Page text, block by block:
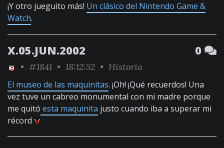
¡Y otro jueguito más! Un clásico del Nintendo Game &
Watch.
X.05.JUN.2002 0
• #1841 • 18:12:52 • Historia
El museo de las maquinitas. ¡Oh! ¡Qué recuerdos! Una
vez tuve un cabreo monumental con mi madre porque
me quitó esta maquinita justo cuando iba a superar mi
récord